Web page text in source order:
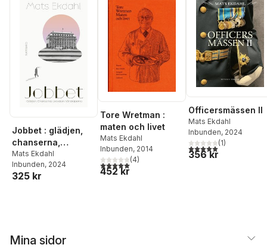
Jobbet : glädjen,
chanserna,
livsvalen,
vänskaperna
Mats Ekdahl
Inbunden, 2024
325 kr
Tore Wretman :
maten och livet
Mats Ekdahl
Inbunden, 2014
5,0utav 5 stjärnor. Totalt antal röster:
(4)
452 kr
Officersmässen II
Mats Ekdahl
Inbunden, 2024
5,0utav 5 stjärnor.
(1)
356 kr
Mina sidor